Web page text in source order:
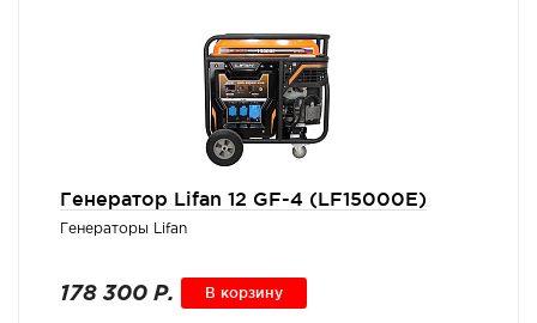
Генератор Lifan 12 GF-4 (LF15000E)
Генераторы Lifan
178 300 Р. В корзину